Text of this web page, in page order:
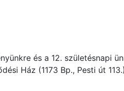
és a 12. születésnapi
Ház (1173 Bp., Pesti út